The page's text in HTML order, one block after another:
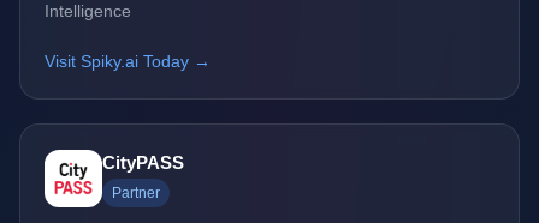
Intelligence
Visit Spiky.ai Today →
CityPASS
Partner